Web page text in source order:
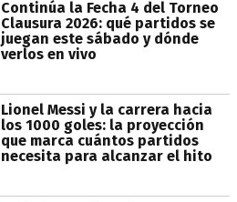
Continúa la Fecha 4 del Torneo
Clausura 2026: qué partidos se
juegan este sábado y dónde
verlos en vivo
Lionel Messi y la carrera hacia
los 1000 goles: la proyección
que marca cuántos partidos
necesita para alcanzar el hito